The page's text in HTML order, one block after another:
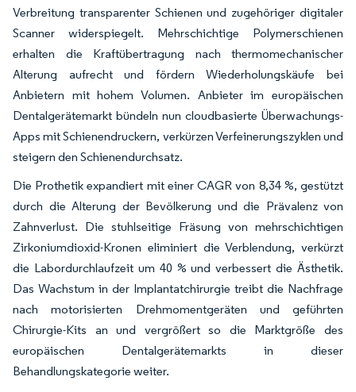
Verbreitung transparenter Schienen und zugehöriger digitaler
Scanner widerspiegelt. Mehrschichtige Polymerschienen
erhalten die Kraftübertragung nach thermomechanischer
Alterung aufrecht und fördern Wiederholungskäufe bei
Anbietern mit hohem Volumen. Anbieter im europäischen
Dentalgerätemarkt bündeln nun cloudbasierte Überwachungs-
Apps mit Schienendruckern, verkürzen Verfeinerungszyklen und
steigern den Schienendurchsatz.
Die Prothetik expandiert mit einer CAGR von 8,34 %, gestützt
durch die Alterung der Bevölkerung und die Prävalenz von
Zahnverlust. Die stuhlseitige Fräsung von mehrschichtigen
Zirkoniumdioxid-Kronen eliminiert die Verblendung, verkürzt
die Labordurchlaufzeit um 40 % und verbessert die Ästhetik.
Das Wachstum in der Implantatchirurgie treibt die Nachfrage
nach motorisierten Drehmomentgeräten und geführten
Chirurgie-Kits an und vergrößert so die Marktgröße des
europäischen Dentalgerätemarkts in dieser
Behandlungskategorie weiter.